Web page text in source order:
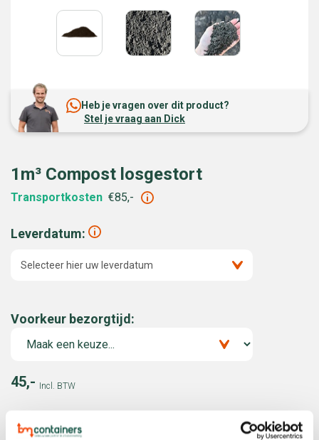
Heb je vragen over dit product?
Stel je vraag aan Dick
1m³ Compost losgestort
Transportkosten €85,-
Leverdatum:
Selecteer hier uw leverdatum
Voorkeur bezorgtijd:
45,- Incl. BTW
Inhoud1m3